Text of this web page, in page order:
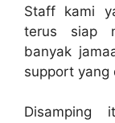
Staff kami
terus siap
banyak
support yang
Disamping